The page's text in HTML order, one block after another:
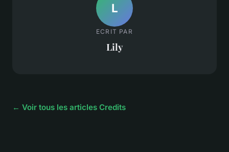
L
ECRIT PAR
Lily
← Voir tous les articles Credits